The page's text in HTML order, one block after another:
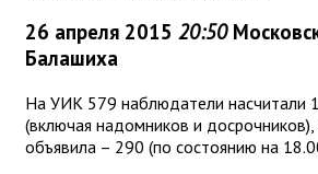
26 апреля 2015 20:50
Балашиха
На УИК 579 наблюдатели насчитали
(включая надомников и досрочников),
объявила – 290 (по состоянию на